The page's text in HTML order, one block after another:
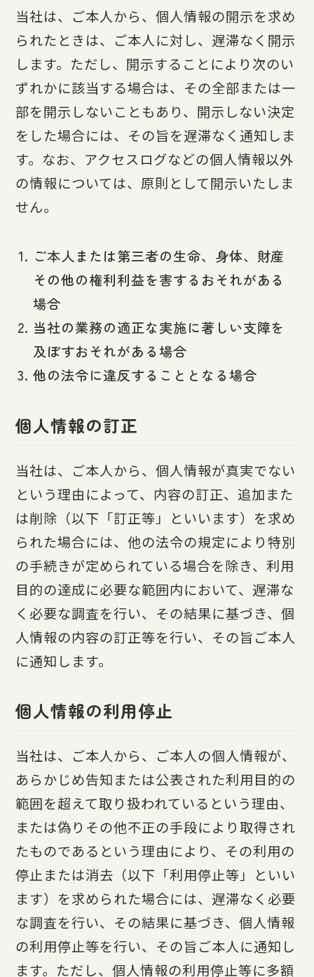
当社は、ご本人から、個人情報の開示を求め
られたときは、ご本人に対し、遅滞なく開示
します。ただし、開示することにより次のい
ずれかに該当する場合は、その全部または一
部を開示しないこともあり、開示しない決定
をした場合には、その旨を遅滞なく通知しま
す。なお、アクセスログなどの個人情報以外
の情報については、原則として開示いたしま
せん。
ご本人または第三者の生命、身体、財産
その他の権利利益を害するおそれがある
場合
当社の業務の適正な実施に著しい支障を
及ぼすおそれがある場合
他の法令に違反することとなる場合
個人情報の訂正
当社は、ご本人から、個人情報が真実でない
という理由によって、内容の訂正、追加また
は削除（以下「訂正等」といいます）を求め
られた場合には、他の法令の規定により特別
の手続きが定められている場合を除き、利用
目的の達成に必要な範囲内において、遅滞な
く必要な調査を行い、その結果に基づき、個
人情報の内容の訂正等を行い、その旨ご本人
に通知します。
個人情報の利用停止
当社は、ご本人から、ご本人の個人情報が、
あらかじめ告知または公表された利用目的の
範囲を超えて取り扱われているという理由、
または偽りその他不正の手段により取得され
たものであるという理由により、その利用の
停止または消去（以下「利用停止等」といい
ます）を求められた場合には、遅滞なく必要
な調査を行い、その結果に基づき、個人情報
の利用停止等を行い、その旨ご本人に通知し
ます。ただし、個人情報の利用停止等に多額